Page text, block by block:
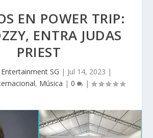
EN POWER TRIP:
ENTRA JUDAS
PRIEST
Entertainment SG | Jul 14, 2023 |
, Música | 0 |